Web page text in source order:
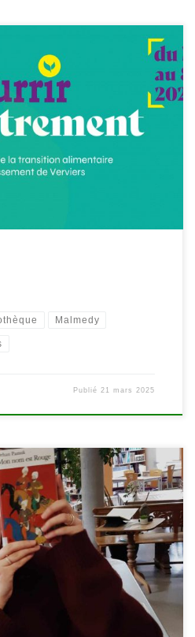
là ! ‍ Afin d’en profiter au mieux, la
sa grainothèque. Venez
graines de vos légumes, fruits
venez prendre gratuitement des
dans votre bibliothèque ; […]
Malmedy
Publié 21 mars 2025
un stage en communication à
travers cet article, je souhaite
ainsi que ma lecture de « Mon
turc Orhan Pamuk, lauréat du
je […]